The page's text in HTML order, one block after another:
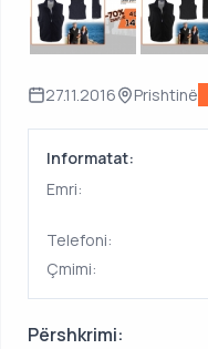
27.11.2016 Prishtinë
Informatat:
Emri:
Telefoni:
Çmimi:
Përshkrimi: